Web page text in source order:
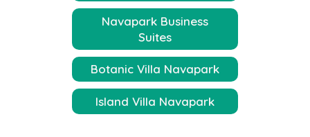
Navapark Business
Suites
Botanic Villa Navapark
Island Villa Navapark